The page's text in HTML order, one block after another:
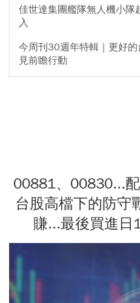
佳世達集團艦隊無人機小隊
入
今周刊30週年特輯｜更好
見前瞻行動
00881、00830...
台股高檔下的防守
賺...最後買進